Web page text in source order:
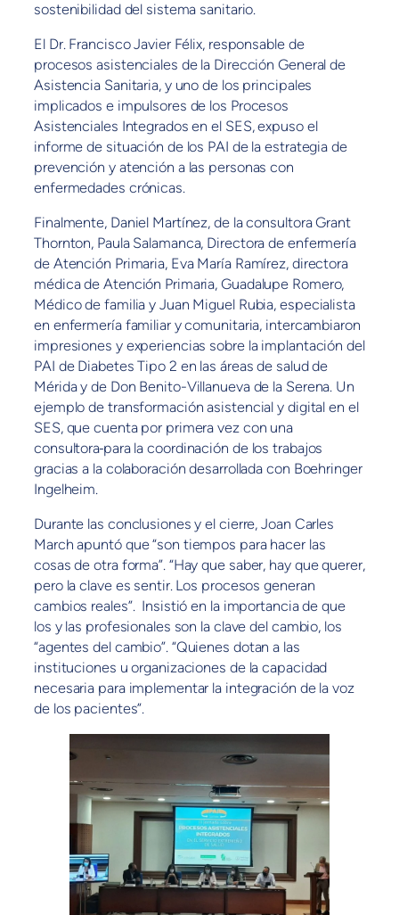
sostenibilidad del sistema sanitario.
El Dr. Francisco Javier Félix, responsable de
procesos asistenciales de la Dirección General de
Asistencia Sanitaria, y uno de los principales
implicados e impulsores de los Procesos
Asistenciales Integrados en el SES, expuso el
informe de situación de los PAI de la estrategia de
prevención y atención a las personas con
enfermedades crónicas.
Finalmente, Daniel Martínez, de la consultora Grant
Thornton, Paula Salamanca, Directora de enfermería
de Atención Primaria, Eva María Ramírez, directora
médica de Atención Primaria, Guadalupe Romero,
Médico de familia y Juan Miguel Rubia, especialista
en enfermería familiar y comunitaria, intercambiaron
impresiones y experiencias sobre la implantación del
PAI de Diabetes Tipo 2 en las áreas de salud de
Mérida y de Don Benito-Villanueva de la Serena. Un
ejemplo de transformación asistencial y digital en el
SES, que cuenta por primera vez con una
consultora para la coordinación de los trabajos
gracias a la colaboración desarrollada con Boehringer
Ingelheim.
Durante las conclusiones y el cierre, Joan Carles
March apuntó que “son tiempos para hacer las
cosas de otra forma”. “Hay que saber, hay que querer,
pero la clave es sentir. Los procesos generan
cambios reales”. Insistió en la importancia de que
los y las profesionales son la clave del cambio, los
“agentes del cambio”. “Quienes dotan a las
instituciones u organizaciones de la capacidad
necesaria para implementar la integración de la voz
de los pacientes”.